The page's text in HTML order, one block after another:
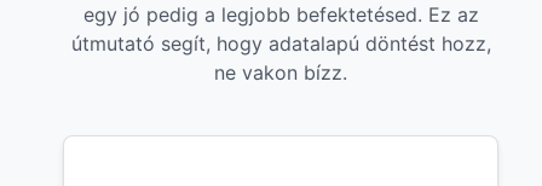
egy jó pedig a legjobb befektetésed. Ez az
útmutató segít, hogy adatalapú döntést hozz,
ne vakon bízz.